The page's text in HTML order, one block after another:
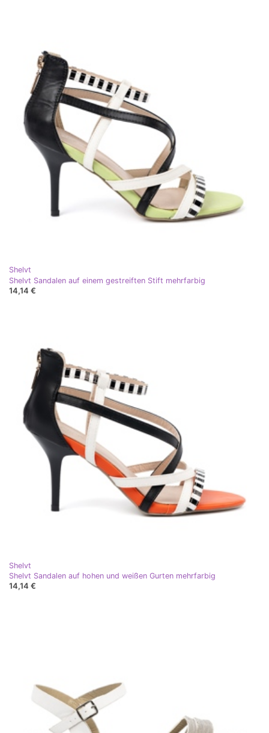
Shelvt
Shelvt Sandalen auf einem gestreiften Stift mehrfarbig
14,14 €
Shelvt
Shelvt Sandalen auf hohen und weißen Gurten mehrfarbig
14,14 €